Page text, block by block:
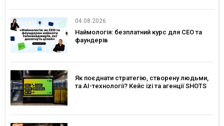
04.08.2026
Наймологія: безплатний курс для CEO та
фаундерів
Як поєднати стратегію, створену людьми,
та AI-технології? Кейс izi та агенції SHOTS